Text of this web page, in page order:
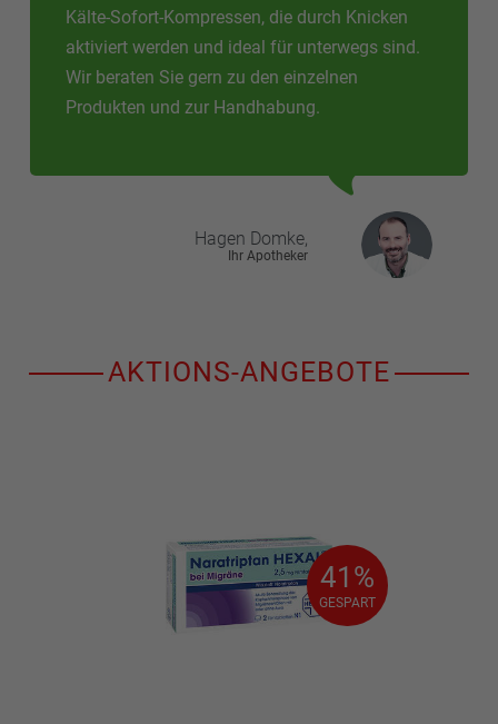
Kälte-Sofort-Kompressen, die durch Knicken
aktiviert werden und ideal für unterwegs sind.
Wir beraten Sie gern zu den einzelnen
Produkten und zur Handhabung.
Hagen Domke,
Ihr Apotheker
AKTIONS-ANGEBOTE
41%
GESPART
41%
GESPART